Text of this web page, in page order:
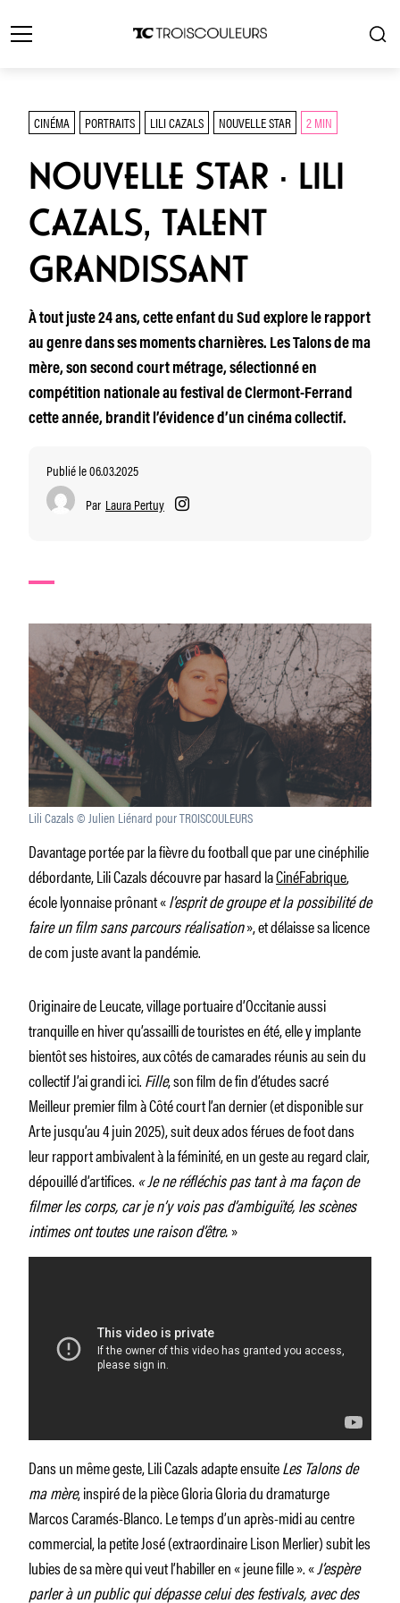
CINÉMA PORTRAITS LILI CAZALS NOUVELLE STAR 2 MIN
NOUVELLE STAR · LILI
CAZALS, TALENT
GRANDISSANT
À tout juste 24 ans, cette enfant du Sud explore le rapport
au genre dans ses moments charnières. Les Talons de ma
mère, son second court métrage, sélectionné en
compétition nationale au festival de Clermont-Ferrand
cette année, brandit l’évidence d’un cinéma collectif.
Publié le 06.03.2025
Par Laura Pertuy
Lili Cazals © Julien Liénard pour TROISCOULEURS
Davantage portée par la fièvre du football que par une cinéphilie
débordante, Lili Cazals découvre par hasard laCinéFabrique,
école lyonnaise prônant «l’esprit de groupe et la possibilité de
faire un film sans parcours réalisation», et délaisse sa licence
de com juste avant la pandémie.
Originaire de Leucate, village portuaire d’Occitanie aussi
tranquille en hiver qu’assailli de touristes en été, elle y implante
bientôt ses histoires, aux côtés de camarades réunis au sein du
collectif J’ai grandi ici.Fille, son film de fin d’études sacré
Meilleur premier film à Côté court l’an dernier (et disponible sur
Arte jusqu’au 4 juin 2025), suit deux ados férues de foot dans
leur rapport ambivalent à la féminité, en un geste au regard clair,
dépouillé d’artifices. « Je ne réfléchis pas tant à ma façon de
filmer les corps, car je n’y vois pas d’ambiguïté, les scènes
intimes ont toutes une raison d’être.»
Dans un même geste, Lili Cazals adapte ensuiteLes Talons de
ma mère, inspiré de la pièce Gloria Gloria du dramaturge
Marcos Caramés-Blanco. Le temps d’un après-midi au centre
commercial, la petite José (extraordinaire Lison Merlier) subit les
lubies de sa mère qui veut l’habiller en « jeune fille ». «J’espère
parler à un public qui dépasse celui des festivals, avec des